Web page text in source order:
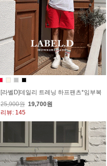
[라벨D]데일리 트레닝 하프팬츠*임부복
25,900원 19,700원
리뷰: 145